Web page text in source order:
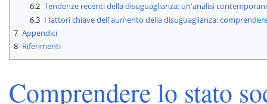
6.2 Tendenze recenti della disuguaglianza: un'analisi
6.3 I fattori chiave dell'aumento della disuguaglianza:
7 Appendici
8 Riferimenti
Comprendere lo stato